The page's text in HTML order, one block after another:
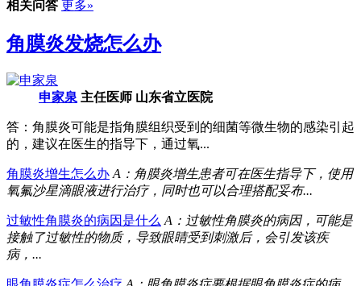
相关问答 更多»
角膜炎发烧怎么办
申家泉 主任医师 山东省立医院
答：角膜炎可能是指角膜组织受到的细菌等微生物的感染引起
的，建议在医生的指导下，通过氧...
角膜炎增生怎么办 A：角膜炎增生患者可在医生指导下，使用
氧氟沙星滴眼液进行治疗，同时也可以合理搭配妥布...
过敏性角膜炎的病因是什么 A：过敏性角膜炎的病因，可能是
接触了过敏性的物质，导致眼睛受到刺激后，会引发该疾
病，...